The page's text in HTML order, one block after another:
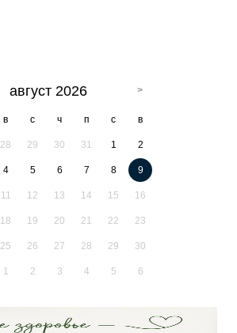
август 2026
в с ч п с в
28 29 30 31 1 2
4 5 6 7 8 9
11 12 13 14 15 16
18 19 20 21 22 23
25 26 27 28 29 30
1 2 3 4 5 6